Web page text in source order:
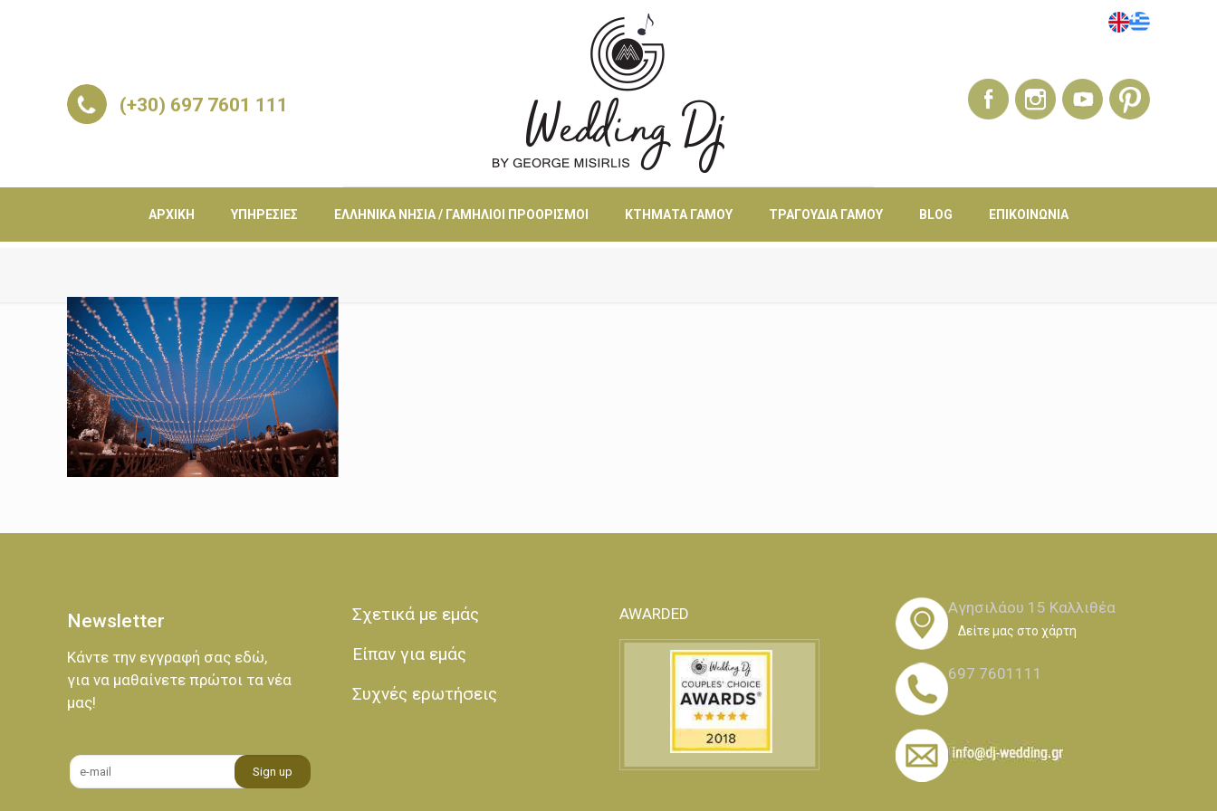
(+30) 697 7601 111
ΑΡΧΙΚΉ ΥΠΗΡΕΣΊΕΣ ΕΛΛΗΝΙΚΆ ΝΗΣΙΆ / ΓΑΜΉΛΙΟΙ ΠΡΟΟΡΙΣΜΟΊ ΚΤΉΜΑΤΑ ΓΆΜΟΥ ΤΡΑΓΟΎΔΙΑ ΓΆΜΟΥ BLOG ΕΠΙΚΟΙΝΩΝΊΑ
Newsletter
Κάντε την εγγραφή σας εδώ,
για να μαθαίνετε πρώτοι τα νέα
μας!
Σχετικά με εμάς
Είπαν για εμάς
Συχνές ερωτήσεις
AWARDED Αγησιλάου 15 Καλλιθέα
Δείτε μας στο χάρτη
697 7601111